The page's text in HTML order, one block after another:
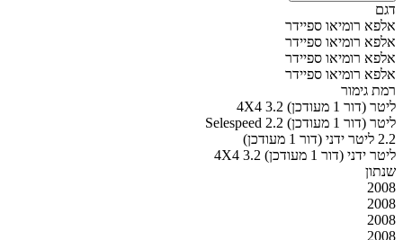
דגם
אלפא רומיאו ספיידר
אלפא רומיאו ספיידר
אלפא רומיאו ספיידר
אלפא רומיאו ספיידר
רמת גימור
4X4 3.2 ליטר (דור 1 מעודכן)
Selespeed 2.2 ליטר (דור 1 מעודכן)
2.2 ליטר ידני (דור 1 מעודכן)
4X4 3.2 ליטר ידני (דור 1 מעודכן)
שנתון
2008
2008
2008
2008